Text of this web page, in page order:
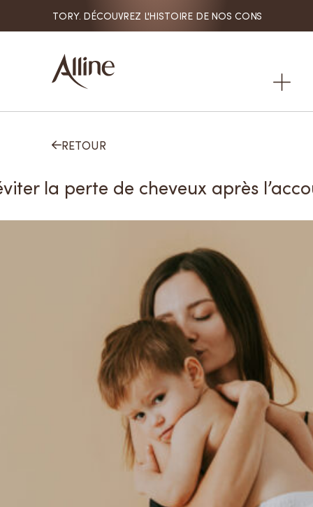
HAIR. MY STORY. DÉCOUVREZ L'HISTOIRE DE NOS

RETOUR
la perte de cheveux après